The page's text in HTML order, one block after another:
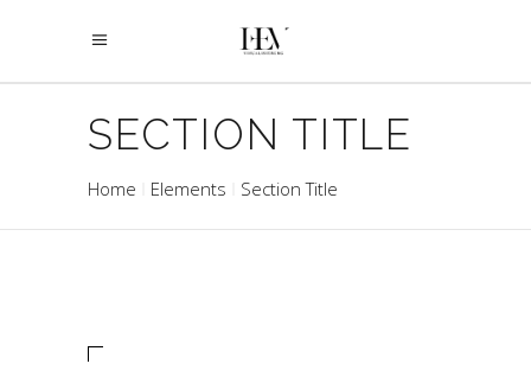
SECTION TITLE
Home Elements Section Title